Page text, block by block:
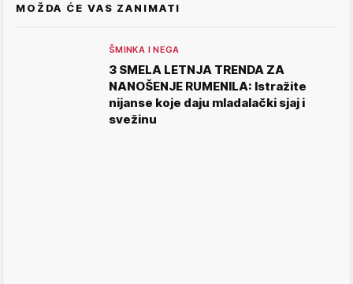
MOŽDA ĆE VAS ZANIMATI
ŠMINKA I NEGA
3 SMELA LETNJA TRENDA ZA
NANOŠENJE RUMENILA: Istražite
nijanse koje daju mladalački sjaj i
svežinu